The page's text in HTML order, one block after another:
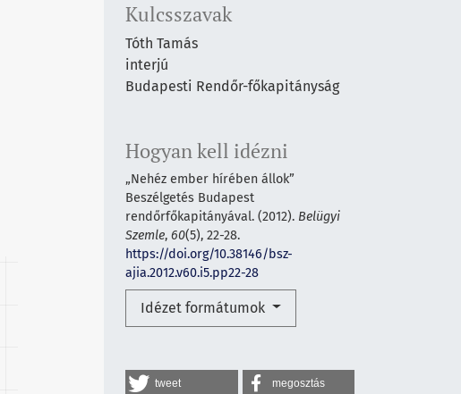
Kulcsszavak
Tóth Tamás
interjú
Budapesti Rendőr-főkapitányság
Hogyan kell idézni
„Nehéz ember hírében állok”
Beszélgetés Budapest
rendőrfőkapitányával. (2012). Belügyi
Szemle, 60(5), 22-28.
https://doi.org/10.38146/bsz-
ajia.2012.v60.i5.pp22-28
Idézet formátumok
tweet megosztás